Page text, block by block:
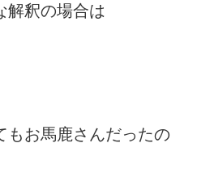
解釈の場合は
もお馬鹿さんだったの